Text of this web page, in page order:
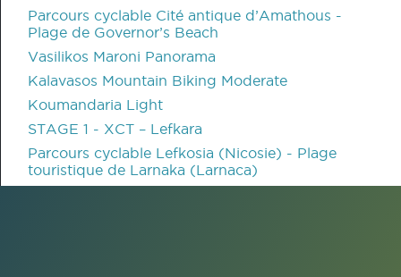
Parcours cyclable Cité antique d’Amathous -
Plage de Governor’s Beach
Vasilikos Maroni Panorama
Kalavasos Mountain Biking Moderate
Koumandaria Light
STAGE 1 - XCT – Lefkara
Parcours cyclable Lefkosia (Nicosie) - Plage
touristique de Larnaka (Larnaca)